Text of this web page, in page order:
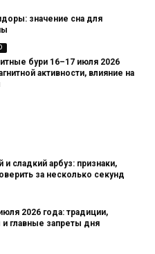
значение сна для
бури 16–17 июля 2026
активности, влияние на
и сладкий арбуз: признаки,
за несколько секунд
2026 года: традиции,
главные запреты дня